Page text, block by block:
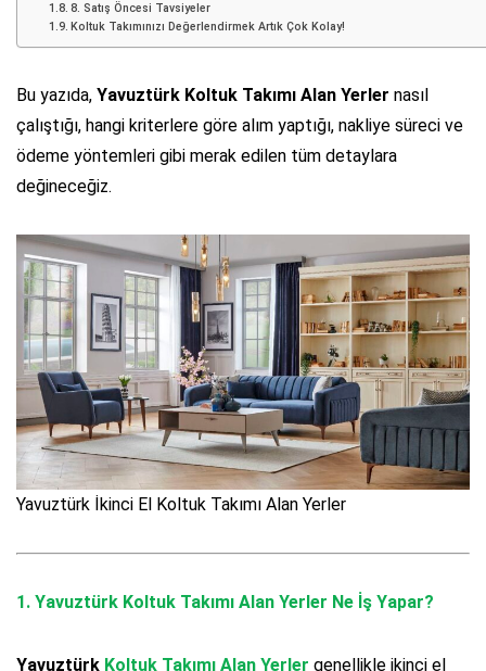
8. Satış Öncesi Tavsiyeler
Koltuk Takımınızı Değerlendirmek Artık Çok Kolay!
Bu yazıda, Yavuztürk Koltuk Takımı Alan Yerler nasıl
çalıştığı, hangi kriterlere göre alım yaptığı, nakliye süreci ve
ödeme yöntemleri gibi merak edilen tüm detaylara
değineceğiz.
Yavuztürk İkinci El Koltuk Takımı Alan Yerler
1. Yavuztürk Koltuk Takımı Alan Yerler Ne İş Yapar?
Yavuztürk Koltuk Takımı Alan Yerler genellikle ikinci el